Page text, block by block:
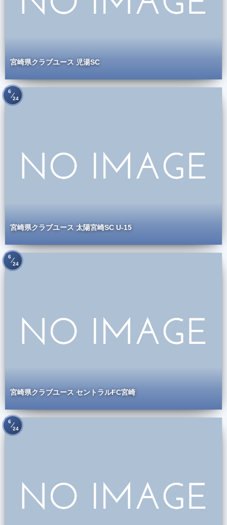
宮崎県クラブユース 児湯SC
宮崎県クラブユース 太陽宮崎SC U-15
6
24
宮崎県クラブユース セントラルFC宮崎
6
24
6
24